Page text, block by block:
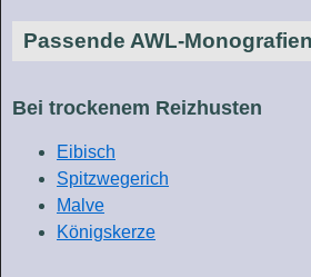
Passende AWL-Monografien
Bei trockenem Reizhusten
Eibisch
Spitzwegerich
Malve
Königskerze